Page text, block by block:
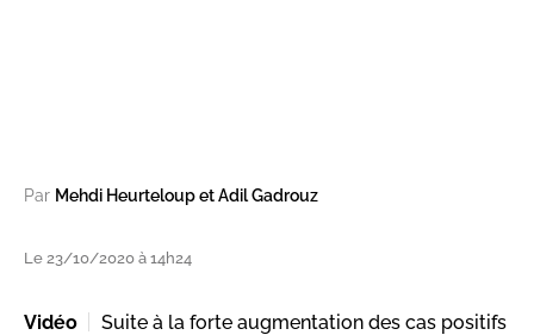
Par Mehdi Heurteloup et Adil Gadrouz
Le 23/10/2020 à 14h24
Vidéo
Suite à la forte augmentation des cas positifs